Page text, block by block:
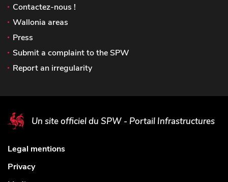
Contactez-nous !
Wallonia areas
Press
Submit a complaint to the SPW
Report an irregularity
Un site officiel du SPW - Portail Infrastructures
Legal mentions
Privacy